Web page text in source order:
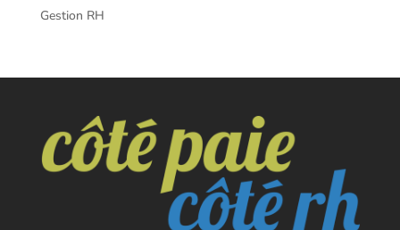
Gestion RH